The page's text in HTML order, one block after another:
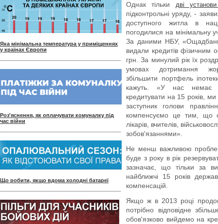
Яка мінімальна температура у приміщеннях
у країнах Європи
Роз'яснення, як оплачувати комуналку під
час війни
Що робити, якщо вдома холодні батареї
Однак тільки дві
підконтрольні уряду, -
доступного житла в
погодилися на мінімальну
За даними НБУ,
видали кредитів фізичним
грн. За минулий рік їх
умовах дотримання
збільшити портфель
кажуть. «У нас немає
кредитувати на 15 років,
заступник голови
компенсуємо це тим, що
лікарів, вчителів,
зобов'язаннями».
Не менш важливою
буде з року в рік
зазначає, що тільки за
найближчі 15 років
компенсацій.
Якщо ж в 2013 році
потрібно відповідне
обов'язково вийдемо на